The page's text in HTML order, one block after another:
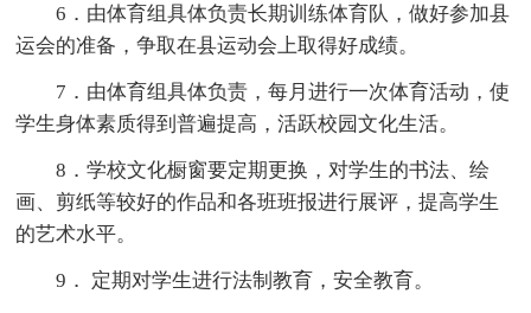
6．由体育组具体负责长期训练体育队，做好参加县
运会的准备，争取在县运动会上取得好成绩。
7．由体育组具体负责，每月进行一次体育活动，使
学生身体素质得到普遍提高，活跃校园文化生活。
8．学校文化橱窗要定期更换，对学生的书法、绘
画、剪纸等较好的作品和各班班报进行展评，提高学生
的艺术水平。
9． 定期对学生进行法制教育，安全教育。